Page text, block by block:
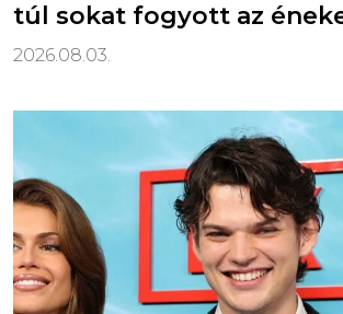
túl sokat fogyott az
2026.08.03.